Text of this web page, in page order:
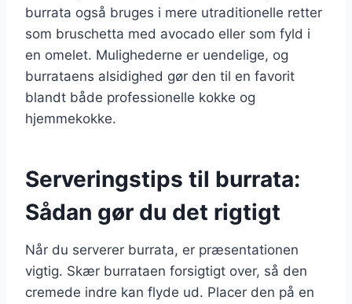
burrata også bruges i mere utraditionelle retter
som bruschetta med avocado eller som fyld i
en omelet. Mulighederne er uendelige, og
burrataens alsidighed gør den til en favorit
blandt både professionelle kokke og
hjemmekokke.
Serveringstips til burrata:
Sådan gør du det rigtigt
Når du serverer burrata, er præsentationen
vigtig. Skær burrataen forsigtigt over, så den
cremede indre kan flyde ud. Placer den på en